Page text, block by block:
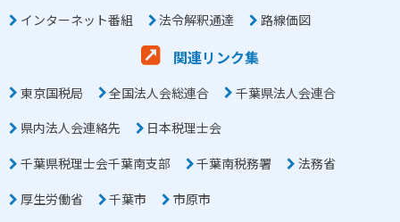
インターネット番組
法令解釈通達 路線価図
関連リンク集
東京国税局 全国法人会総連合
千葉県法人会連合
県内法人会連絡先
日本税理士会
千葉県税理士会千葉南支部
千葉南税務署
法務省
厚生労働省
千葉市 市原市